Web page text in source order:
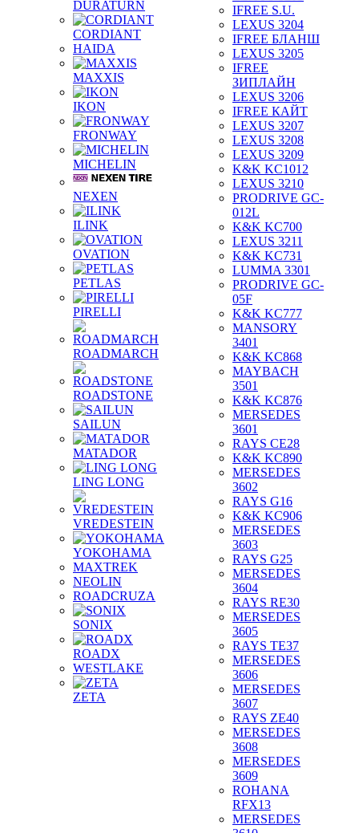
DURATURN
CORDIANT
HAIDA
MAXXIS
IKON
FRONWAY
MICHELIN
NEXEN
ILINK
OVATION
PETLAS
PIRELLI
ROADMARCH
ROADSTONE
SAILUN
MATADOR
LING LONG
VREDESTEIN
YOKOHAMA
MAXTREK
NEOLIN
ROADCRUZA
SONIX
ROADX
WESTLAKE
ZETA
IFREE S.U.
LEXUS 3204
IFREE БЛАНШ
LEXUS 3205
IFREE
ЗИПЛАЙН
LEXUS 3206
IFREE КАЙТ
LEXUS 3207
LEXUS 3208
LEXUS 3209
K&K KC1012
LEXUS 3210
PRODRIVE GC-
012L
K&K KC700
LEXUS 3211
K&K KC731
LUMMA 3301
PRODRIVE GC-
05F
K&K KC777
MANSORY
3401
K&K KC868
MAYBACH
3501
K&K KC876
MERSEDES
3601
RAYS CE28
K&K KC890
MERSEDES
3602
RAYS G16
K&K KC906
MERSEDES
3603
RAYS G25
MERSEDES
3604
RAYS RE30
MERSEDES
3605
RAYS TE37
MERSEDES
3606
MERSEDES
3607
RAYS ZE40
MERSEDES
3608
MERSEDES
3609
ROHANA
RFX13
MERSEDES